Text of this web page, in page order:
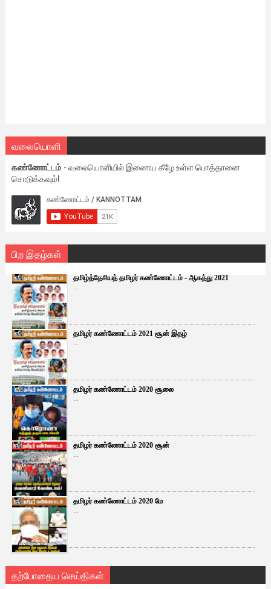
வலையொளி
கண்ணோட்டம் - வலையொளியில் இணைய கீழே உள்ள பொத்தானை
சொடுக்கவும்!
பிற இதழ்கள்
தமிழ்த்தேசியத் தமிழர் கண்ணோட்டம் - ஆகத்து 2021
...
தமிழர் கண்ணோட்டம் 2021 சூன் இதழ்
...
தமிழர் கண்ணோட்டம் 2020 சூலை
...
தமிழர் கண்ணோட்டம் 2020 சூன்
...
தமிழர் கண்ணோட்டம் 2020 மே
...
தற்போதைய செய்திகள்